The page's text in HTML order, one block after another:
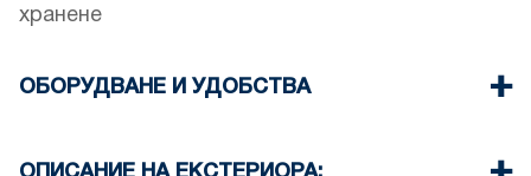
хранене
ОБОРУДВАНЕ И УДОБСТВА
Три климатика
ОПИСАНИЕ НА ЕКСТЕРИОРА: